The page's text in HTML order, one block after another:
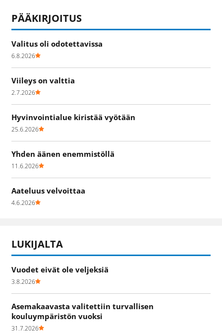
PÄÄKIRJOITUS
Valitus oli odotettavissa
6.8.2026
Viileys on valttia
2.7.2026
Hyvinvointialue kiristää vyötään
25.6.2026
Yhden äänen enemmistöllä
11.6.2026
Aateluus velvoittaa
4.6.2026
LUKIJALTA
Vuodet eivät ole veljeksiä
3.8.2026
Asemakaavasta valitettiin turvallisen
kouluympäristön vuoksi
31.7.2026